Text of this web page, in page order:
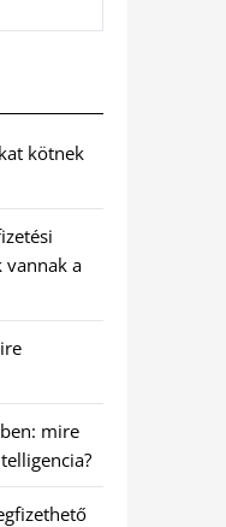
kötnek
vannak a
mire